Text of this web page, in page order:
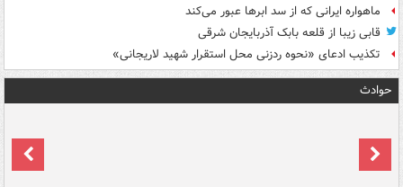
ماهواره ایرانی که از سد ابرها عبور می‌کند
قابی زیبا از قلعه بابک آذربایجان شرقی
تکذیب ادعای «نحوه ردزنی محل استقرار شهید لاریجانی»
حوادث